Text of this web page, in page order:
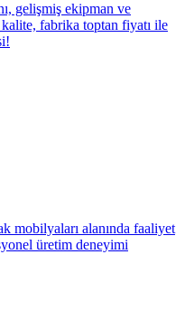
gelişmiş ekipman ve
fabrika toptan fiyatı ile
mobilyaları alanında faaliyet
üretim deneyimi